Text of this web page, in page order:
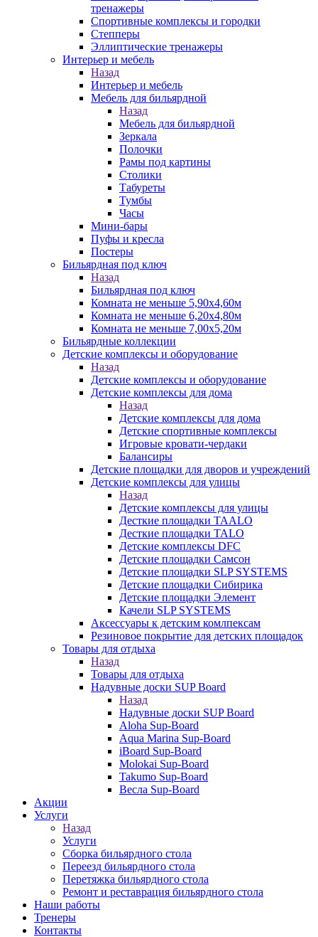
тренажеры
Спортивные комплексы и городки
Степперы
Эллиптические тренажеры
Интерьер и мебель
Назад
Интерьер и мебель
Мебель для бильярдной
Назад
Мебель для бильярдной
Зеркала
Полочки
Рамы под картины
Столики
Табуреты
Тумбы
Часы
Мини-бары
Пуфы и кресла
Постеры
Бильярдная под ключ
Назад
Бильярдная под ключ
Комната не меньше 5,90х4,60м
Комната не меньше 6,20х4,80м
Комната не меньше 7,00х5,20м
Бильярдные коллекции
Детские комплексы и оборудование
Назад
Детские комплексы и оборудование
Детские комплексы для дома
Назад
Детские комплексы для дома
Детские спортивные комплексы
Игровые кровати-чердаки
Балансиры
Детские площадки для дворов и учреждений
Детские комплексы для улицы
Назад
Детские комплексы для улицы
Десткие площадки TAALO
Десткие площадки TALO
Детские комплексы DFC
Детские площадки Самсон
Детские площадки SLP SYSTEMS
Детские площадки Сибирика
Детские площадки Элемент
Качели SLP SYSTEMS
Аксессуары к детским комлпексам
Резиновое покрытие для детских площадок
Товары для отдыха
Назад
Товары для отдыха
Надувные доски SUP Board
Назад
Надувные доски SUP Board
Aloha Sup-Board
Aqua Marina Sup-Board
iBoard Sup-Board
Molokai Sup-Board
Takumo Sup-Board
Весла Sup-Board
Акции
Услуги
Назад
Услуги
Сборка бильярдного стола
Переезд бильярдного стола
Перетяжка бильярдного стола
Ремонт и реставрация бильярдного стола
Наши работы
Тренеры
Контакты